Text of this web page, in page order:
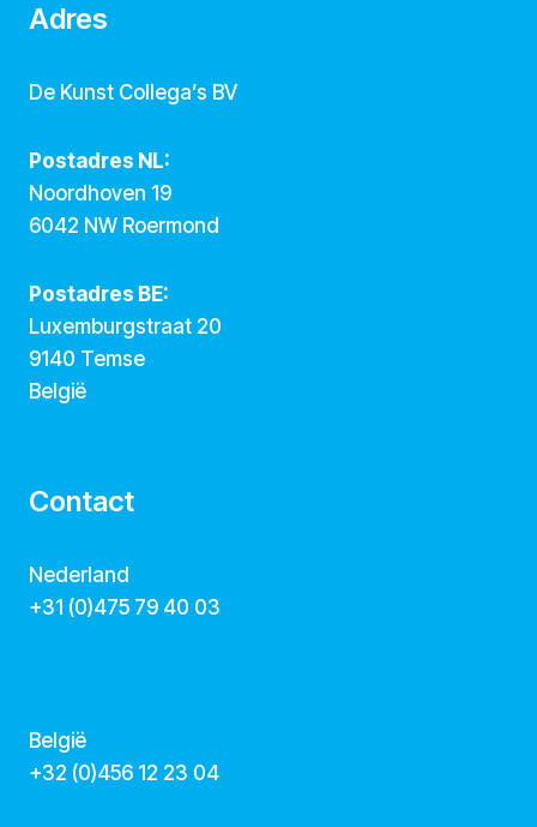
Adres
De Kunst Collega’s BV
Postadres NL:
Noordhoven 19
6042 NW Roermond
Postadres BE:
Luxemburgstraat 20
9140 Temse
België
Contact
Nederland
+31 (0)475 79 40 03
België
‭+32 (0)456 12 23 04‬